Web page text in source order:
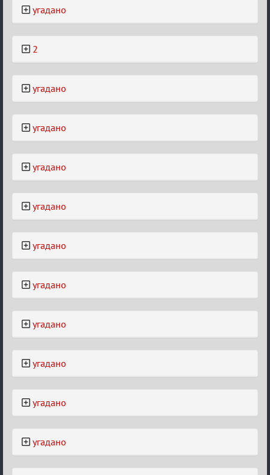
угадано
2
угадано
угадано
угадано
угадано
угадано
угадано
угадано
угадано
угадано
угадано